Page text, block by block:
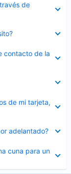
de
contacto de la
de mi tarjeta,
adelantado?
cuna para un